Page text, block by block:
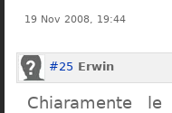
19 Nov 2008, 19:44
#25 Erwin
Chiaramente